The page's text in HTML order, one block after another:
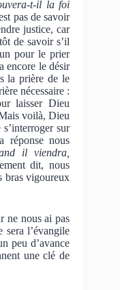
t-il la foi
pas de savoir
justice, car
de savoir s’il
pour le prier
encore le désir
la prière de le
nécessaire :
laisser Dieu
voilà, Dieu
sur
réponse nous
il viendra,
dit, nous
bras vigoureux
ne nous ai pas
sera l’évangile
peu d’avance
une clé de